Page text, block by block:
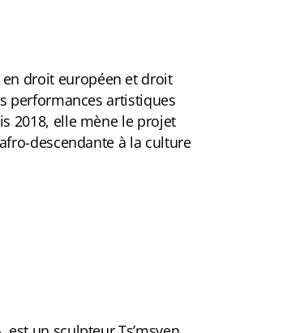
en droit européen et droit
performances artistiques
2018, elle mène le projet
descendante à la culture